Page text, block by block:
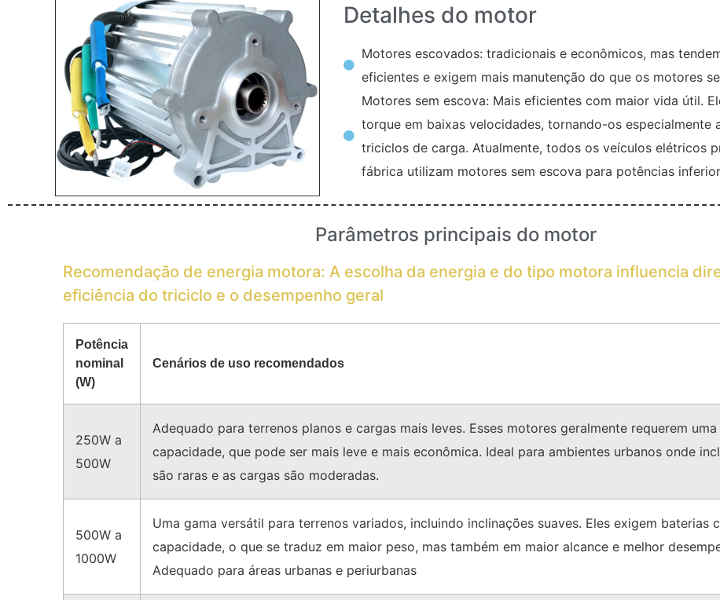
Detalhes do motor
Motores escovados: tradicionais e econômicos, mas
eficientes e exigem mais manutenção do que os motores
Motores sem escova: Mais eficientes com maior vida útil.
torque em baixas velocidades, tornando-os especialmente
triciclos de carga. Atualmente, todos os veículos elétricos
fábrica utilizam motores sem escova para potências
Parâmetros principais do motor
Recomendação de energia motora: A escolha da energia e do tipo motora influencia
eficiência do triciclo e o desempenho geral
Potência
nominal
(W)
Cenários de uso recomendados
250W a
500W
Adequado para terrenos planos e cargas mais leves. Esses motores geralmente requerem
capacidade, que pode ser mais leve e mais econômica. Ideal para ambientes urbanos onde
são raras e as cargas são moderadas.
500W a
1000W
Uma gama versátil para terrenos variados, incluindo inclinações suaves. Eles exigem baterias
capacidade, o que se traduz em maior peso, mas também em maior alcance e melhor
Adequado para áreas urbanas e periurbanas